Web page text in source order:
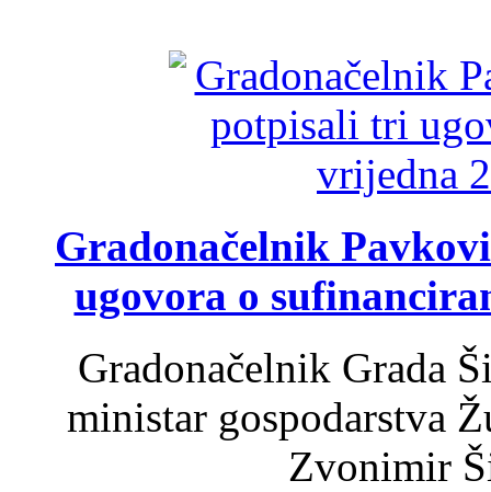
Gradonačelnik
ugovora o
Gradonačelnik Grada
ministar gospodarstva
Zvonimir